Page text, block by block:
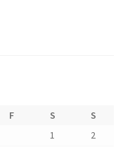
F S
S
1
2